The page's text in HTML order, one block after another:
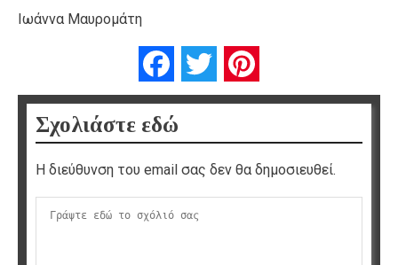
Ιωάννα Μαυρομάτη
FacebookTwitter
Σχολιάστε εδώ
Η διεύθυνση του email σας δεν θα δημοσιευθεί.